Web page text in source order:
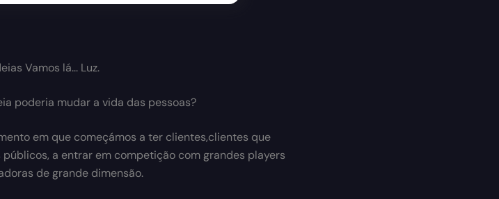
Vamos lá... Luz.
poderia mudar a vida das pessoas?
em que começámos a ter clientes,clientes que
a entrar em competição com grandes players
de grande dimensão.